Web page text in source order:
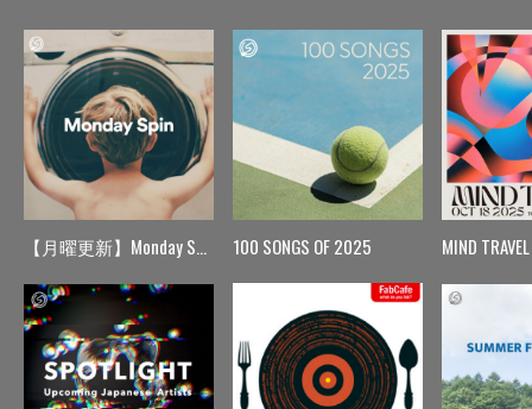
【月曜更新】Monday Spin 100 SONGS OF 2025 MIND TRAVEL